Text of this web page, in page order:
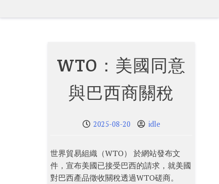
WTO：美國同意
與巴西商關稅
2025-08-20 idle
世界貿易組織（WTO） 於網站發布文
件，宣布美國已接受巴西的請求，就美國
對巴西產品徵收關稅透過WTO磋商。